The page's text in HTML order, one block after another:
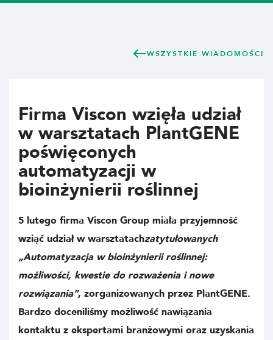
WSZYSTKIE WIADOMOŚCI
Firma Viscon wzięła udział
w warsztatach PlantGENE
poświęconych
automatyzacji w
bioinżynierii roślinnej
5 lutego firma Viscon Group miała przyjemność
wziąć udział w warsztatachzatytułowanych
„Automatyzacja w bioinżynierii roślinnej:
możliwości, kwestie do rozważenia i nowe
rozwiązania”, zorganizowanych przez PlantGENE.
Bardzo doceniliśmy możliwość nawiązania
kontaktu z ekspertami branżowymi oraz uzyskania